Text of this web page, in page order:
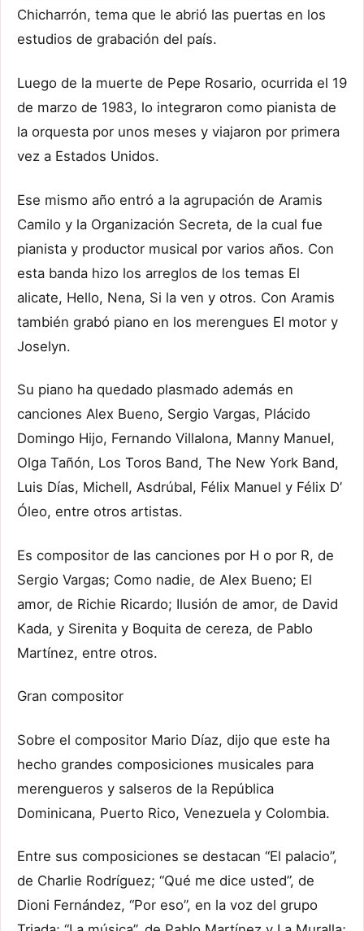
Chicharrón, tema que le abrió las puertas en los
estudios de grabación del país.
Luego de la muerte de Pepe Rosario, ocurrida el 19
de marzo de 1983, lo integraron como pianista de
la orquesta por unos meses y viajaron por primera
vez a Estados Unidos.
Ese mismo año entró a la agrupación de Aramis
Camilo y la Organización Secreta, de la cual fue
pianista y productor musical por varios años. Con
esta banda hizo los arreglos de los temas El
alicate, Hello, Nena, Si la ven y otros. Con Aramis
también grabó piano en los merengues El motor y
Joselyn.
Su piano ha quedado plasmado además en
canciones Alex Bueno, Sergio Vargas, Plácido
Domingo Hijo, Fernando Villalona, Manny Manuel,
Olga Tañón, Los Toros Band, The New York Band,
Luis Días, Michell, Asdrúbal, Félix Manuel y Félix D’
Óleo, entre otros artistas.
Es compositor de las canciones por H o por R, de
Sergio Vargas; Como nadie, de Alex Bueno; El
amor, de Richie Ricardo; Ilusión de amor, de David
Kada, y Sirenita y Boquita de cereza, de Pablo
Martínez, entre otros.
Gran compositor
Sobre el compositor Mario Díaz, dijo que este ha
hecho grandes composiciones musicales para
merengueros y salseros de la República
Dominicana, Puerto Rico, Venezuela y Colombia.
Entre sus composiciones se destacan “El palacio”,
de Charlie Rodríguez; “Qué me dice usted”, de
Dioni Fernández, “Por eso”, en la voz del grupo